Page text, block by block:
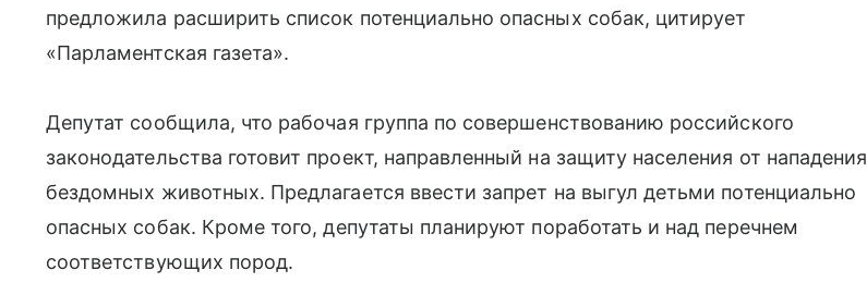
предложила расширить список потенциально опасных собак, цитирует
«Парламентская газета».
Депутат сообщила, что рабочая группа по совершенствованию российского
законодательства готовит проект, направленный на защиту населения от нападения
бездомных животных. Предлагается ввести запрет на выгул детьми потенциально
опасных собак. Кроме того, депутаты планируют поработать и над перечнем
соответствующих пород.